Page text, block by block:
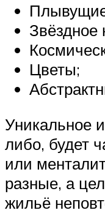
Звёздное
Цветы;
Уникальное
либо, будет
или
разные, а
жильё